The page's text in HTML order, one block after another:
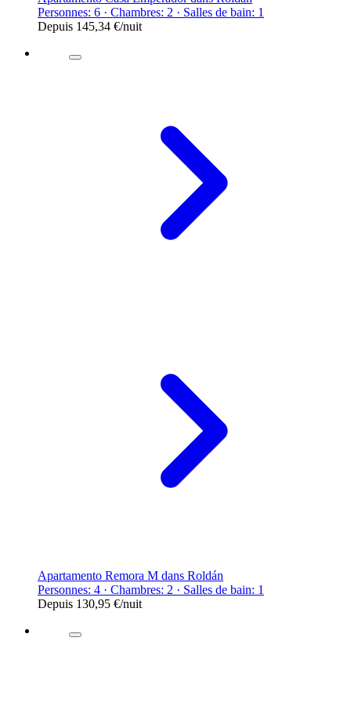
Personnes: 6 · Chambres: 2 · Salles de bain: 1
Depuis 145,34 €/nuit
Apartamento Remora M dans Roldán
Personnes: 4 · Chambres: 2 · Salles de bain: 1
Depuis 130,95 €/nuit